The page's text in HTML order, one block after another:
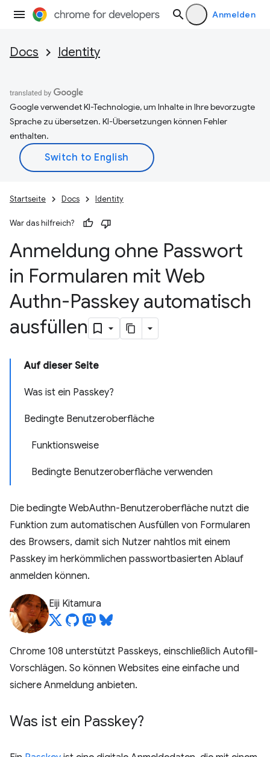
Anmelden
Docs Identity
Google verwendet KI-Technologie, um Inhalte in Ihre bevorzugte
Sprache zu übersetzen. KI-Übersetzungen können Fehler
enthalten.
Startseite Docs Identity
War das hilfreich?
Anmeldung ohne Passwort
in Formularen mit Web
Authn-Passkey automatisch
ausfüllen
Auf dieser Seite
Was ist ein Passkey?
Bedingte Benutzeroberfläche
Funktionsweise
Bedingte Benutzeroberfläche verwenden
Die bedingte WebAuthn-Benutzeroberfläche nutzt die
Funktion zum automatischen Ausfüllen von Formularen
des Browsers, damit sich Nutzer nahtlos mit einem
Passkey im herkömmlichen passwortbasierten Ablauf
anmelden können.
Eiji Kitamura
Chrome 108 unterstützt Passkeys, einschließlich Autofill-
Vorschlägen. So können Websites eine einfache und
sichere Anmeldung anbieten.
Was ist ein Passkey?